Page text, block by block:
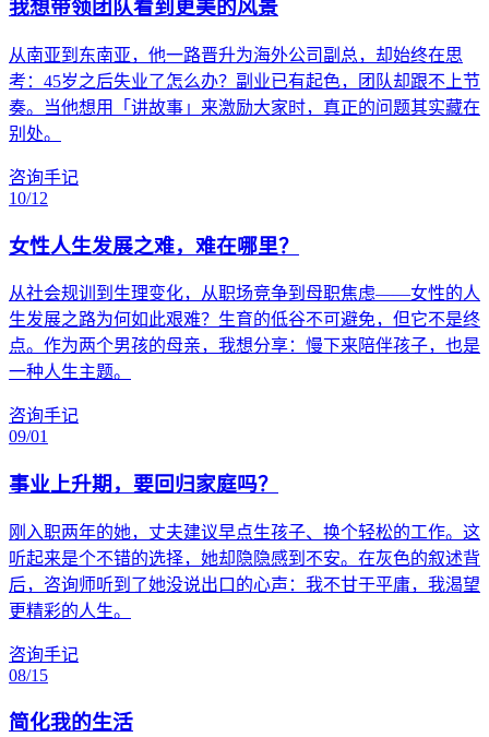
我想带领团队看到更美的风景
从南亚到东南亚，他一路晋升为海外公司副总，却始终在思
考：45岁之后失业了怎么办？副业已有起色，团队却跟不上节
奏。当他想用「讲故事」来激励大家时，真正的问题其实藏在
别处。
咨询手记
10/12
女性人生发展之难，难在哪里？
从社会规训到生理变化，从职场竞争到母职焦虑——女性的人
生发展之路为何如此艰难？生育的低谷不可避免，但它不是终
点。作为两个男孩的母亲，我想分享：慢下来陪伴孩子，也是
一种人生主题。
咨询手记
09/01
事业上升期，要回归家庭吗？
刚入职两年的她，丈夫建议早点生孩子、换个轻松的工作。这
听起来是个不错的选择，她却隐隐感到不安。在灰色的叙述背
后，咨询师听到了她没说出口的心声：我不甘于平庸，我渴望
更精彩的人生。
咨询手记
08/15
简化我的生活